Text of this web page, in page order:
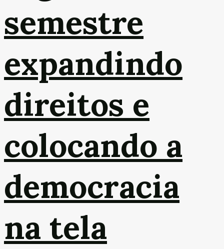
semestre
expandindo
direitos e
colocando a
democracia
na tela